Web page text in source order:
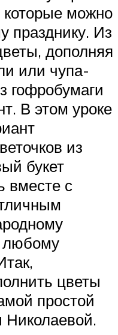
которые можно
празднику. Из
дополняя
или чупа-
гофробумаги
В этом уроке
из
букет
вместе с
любому
цветы
простой